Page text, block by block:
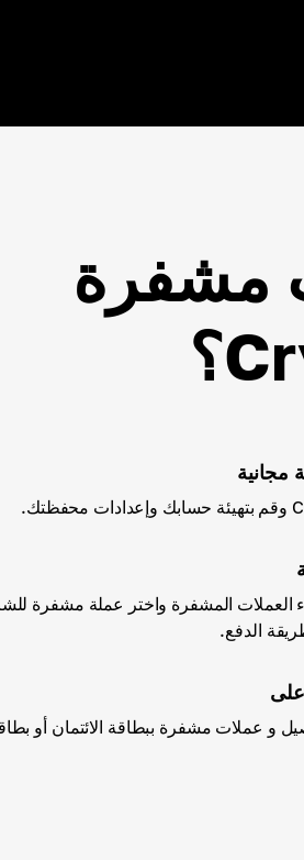
مشفرة
العملات المشفرة واختر عملة مشفرة
الدفع.
و عملات مشفرة ببطاقة الائتمان أو